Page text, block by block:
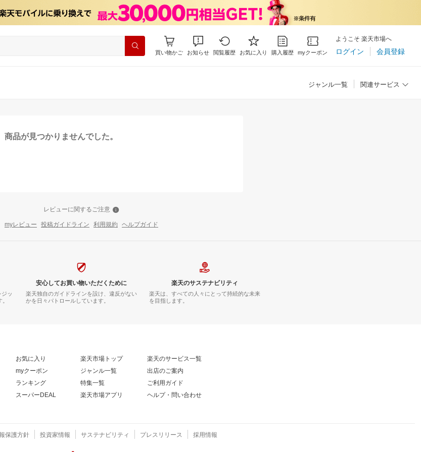
買い物かご お知らせ 閲覧履歴 お気に入り 購入履歴 myクーポン
ようこそ 楽天市場へ
ログイン 会員登録
ジャンル一覧 関連サービス
商品が見つかりませんでした。
レビューに関するご注意
myレビュー 投稿ガイドライン 利用規約 ヘルプガイド
ッ
安心してお買い物いただくために
楽天独自のガイドラインを設け、違反がない
かを日々パトロールしています。
楽天のサステナビリティ
楽天は、すべての人々にとって持続的な未来
を目指します。
お気に入り
myクーポン
ランキング
スーパーDEAL
楽天市場トップ
ジャンル一覧
特集一覧
楽天市場アプリ
楽天のサービス一覧
出店のご案内
ご利用ガイド
ヘルプ・問い合わせ
保護方針 投資家情報 サステナビリティ プレスリリース 採用情報